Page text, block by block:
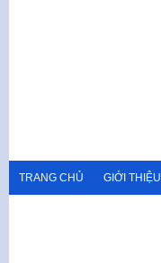
TRANG CHỦ GIỚI THIỆU